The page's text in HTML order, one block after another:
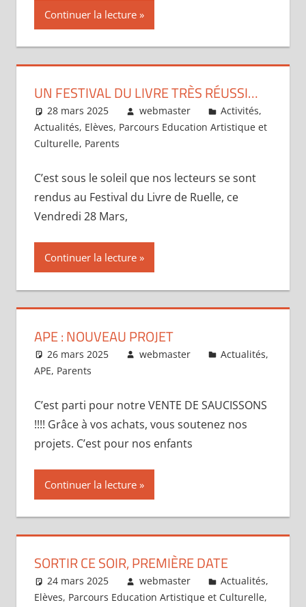
Continuer la lecture
UN FESTIVAL DU LIVRE TRÈS RÉUSSI…
28 mars 2025 webmaster Activités,
Actualités, Elèves, Parcours Education Artistique et
Culturelle, Parents
C’est sous le soleil que nos lecteurs se sont
rendus au Festival du Livre de Ruelle, ce
Vendredi 28 Mars,
Continuer la lecture
APE : NOUVEAU PROJET
26 mars 2025 webmaster Actualités,
APE, Parents
C’est parti pour notre VENTE DE SAUCISSONS
!!!! Grâce à vos achats, vous soutenez nos
projets. C’est pour nos enfants
Continuer la lecture
SORTIR CE SOIR, PREMIÈRE DATE
24 mars 2025 webmaster Actualités,
Elèves, Parcours Education Artistique et Culturelle,